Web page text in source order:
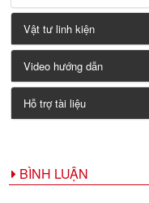
Vật tư linh kiện
Video hướng dẫn
Hỗ trợ tài liệu
BÌNH LUẬN